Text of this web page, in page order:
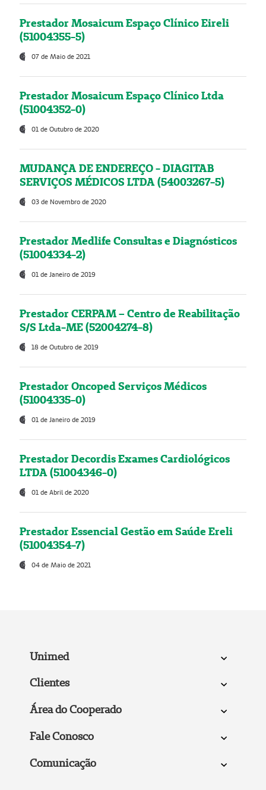
Prestador Mosaicum Espaço Clínico Eireli
(51004355-5)
07 de Maio de 2021
Prestador Mosaicum Espaço Clínico Ltda
(51004352-0)
01 de Outubro de 2020
MUDANÇA DE ENDEREÇO - DIAGITAB
SERVIÇOS MÉDICOS LTDA (54003267-5)
03 de Novembro de 2020
Prestador Medlife Consultas e Diagnósticos
(51004334-2)
01 de Janeiro de 2019
Prestador CERPAM – Centro de Reabilitação
S/S Ltda-ME (52004274-8)
18 de Outubro de 2019
Prestador Oncoped Serviços Médicos
(51004335-0)
01 de Janeiro de 2019
Prestador Decordis Exames Cardiológicos
LTDA (51004346-0)
01 de Abril de 2020
Prestador Essencial Gestão em Saúde Ereli
(51004354-7)
04 de Maio de 2021
Unimed
Clientes
Área do Cooperado
Fale Conosco
Comunicação